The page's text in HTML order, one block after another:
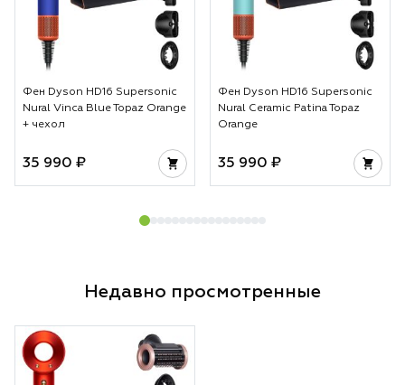
Фен Dyson HD16 Supersonic
Nural Vinca Blue Topaz Orange
+ чехол
35 990 ₽
Фен Dyson HD16 Supersonic
Nural Ceramic Patina Topaz
Orange
35 990 ₽
Недавно просмотренные